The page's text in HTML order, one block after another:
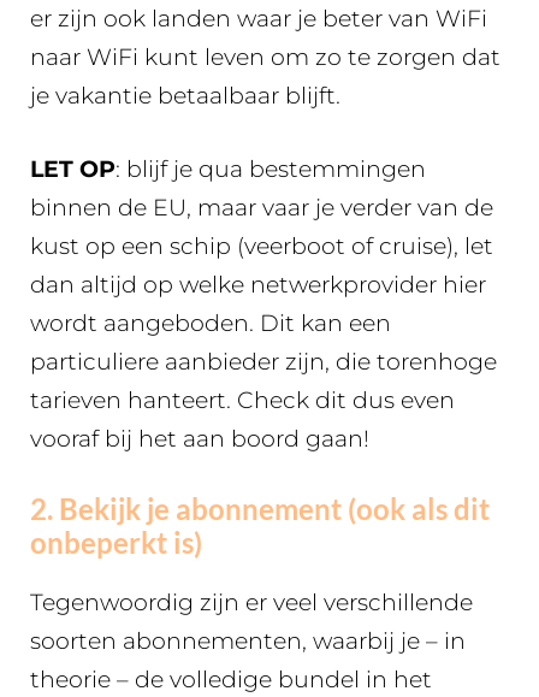
er zijn ook landen waar je beter van WiFi
naar WiFi kunt leven om zo te zorgen dat
je vakantie betaalbaar blijft.
LET OP: blijf je qua bestemmingen
binnen de EU, maar vaar je verder van de
kust op een schip (veerboot of cruise), let
dan altijd op welke netwerkprovider hier
wordt aangeboden. Dit kan een
particuliere aanbieder zijn, die torenhoge
tarieven hanteert. Check dit dus even
vooraf bij het aan boord gaan!
2. Bekijk je abonnement (ook als dit
onbeperkt is)
Tegenwoordig zijn er veel verschillende
soorten abonnementen, waarbij je – in
theorie – de volledige bundel in het